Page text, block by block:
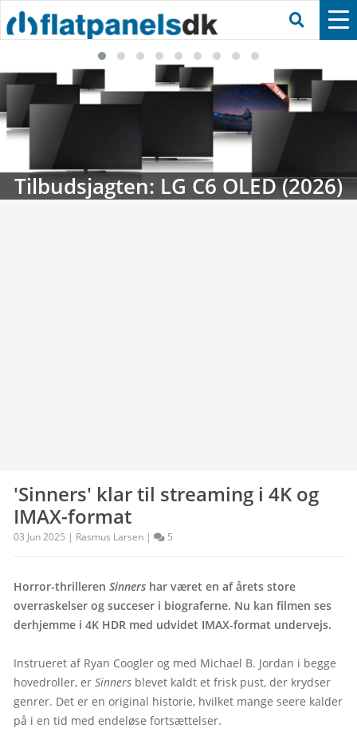
Streaming-kalenderen: Nyt i
'Sinners' klar til streaming i 4K og
IMAX-format
03 Jun 2025 | Rasmus Larsen | 5
Horror-thrilleren Sinners har været en af årets store
overraskelser og succeser i biograferne. Nu kan filmen ses
derhjemme i 4K HDR med udvidet IMAX-format undervejs.
Instrueret af Ryan Coogler og med Michael B. Jordan i begge
hovedroller, er Sinners blevet kaldt et frisk pust, der krydser
genrer. Det er en original historie, hvilket mange seere kalder
på i en tid med endeløse fortsættelser.